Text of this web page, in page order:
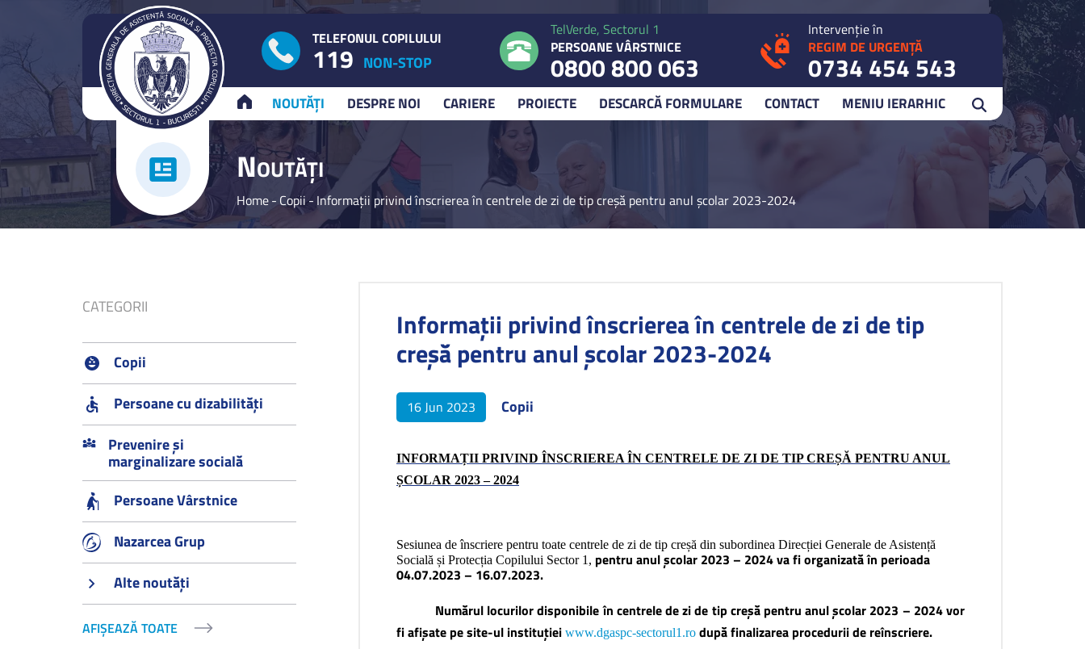
ACASĂNOUTĂȚI DESPRE NOI CARIERE PROIECTE DESCARCĂ FORMULARE CONTACT MENIU IERARHIC
TELEFONUL COPILULUI
119 NON-STOP
TelVerde, Sectorul 1
PERSOANE VÂRSTNICE
0800 800 063
Intervenție în
REGIM DE URGENȚĂ
0734 454 543
NOUTĂȚI
Home-Copii- Informații privind înscrierea în centrele de zi de tip creșă pentru anul școlar 2023-2024
CATEGORII
Alte noutăți
Copii
Nazarcea Grup
Persoane cu dizabilități
Persoane Vârstnice
Prevenire și
marginalizare socială
AFIȘEAZĂ TOATE
Informații privind înscrierea în centrele de zi de tip
creșă pentru anul școlar 2023-2024
16 Jun 2023 Copii
INFORMAȚII PRIVIND ÎNSCRIEREA ÎN CENTRELE DE ZI DE TIP CREȘĂ PENTRU ANUL
ȘCOLAR 2023 – 2024
Sesiunea de înscriere pentru toate centrele de zi de tip creșă din subordinea Direcției Generale de Asistență
Socială și Protecția Copilului Sector 1, pentru anul școlar 2023 – 2024 va fi organizată în perioada
04.07.2023 – 16.07.2023.
Numărul locurilor disponibile în centrele de zi de tip creșă pentru anul școlar 2023 – 2024 vor
fi afișate pe site-ul instituției www.dgaspc-sectorul1.ro după finalizarea procedurii de reînscriere.